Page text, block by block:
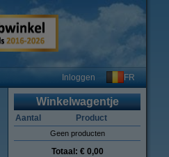
Inloggen FR
Winkelwagentje
Aantal Product
Geen producten
Totaal: € 0,00